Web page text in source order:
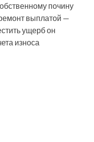
почину
выплатой —
ущерб он
износа